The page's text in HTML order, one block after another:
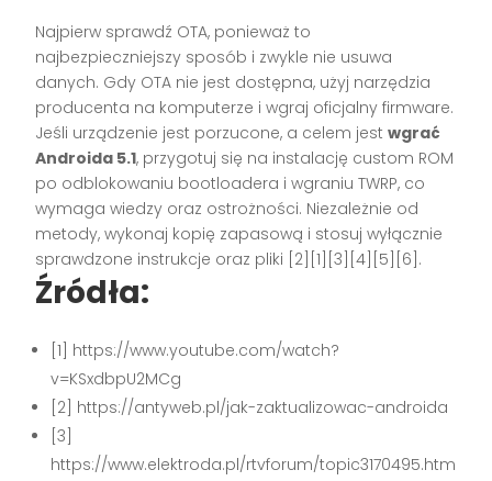
Najpierw sprawdź OTA, ponieważ to
najbezpieczniejszy sposób i zwykle nie usuwa
danych. Gdy OTA nie jest dostępna, użyj narzędzia
producenta na komputerze i wgraj oficjalny firmware.
Jeśli urządzenie jest porzucone, a celem jestwgrać
Androida 5.1, przygotuj się na instalację custom ROM
po odblokowaniu bootloadera i wgraniu TWRP, co
wymaga wiedzy oraz ostrożności. Niezależnie od
metody, wykonaj kopię zapasową i stosuj wyłącznie
sprawdzone instrukcje oraz pliki [2][1][3][4][5][6].
Źródła:
[1] https://www.youtube.com/watch?
v=KSxdbpU2MCg
[2] https://antyweb.pl/jak-zaktualizowac-androida
[3]
https://www.elektroda.pl/rtvforum/topic3170495.htm